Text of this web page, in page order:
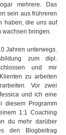
mehrere. Das
sein aus frühreren
haben, die uns auf
wachsen bringen.
Jahren unterwegs.
zum dipl.
und mir
zu arbeiten
Vor zwei
und ich eine
diesem Programm
1:1 Coaching
du mehr darüber
den Blogbeitrag